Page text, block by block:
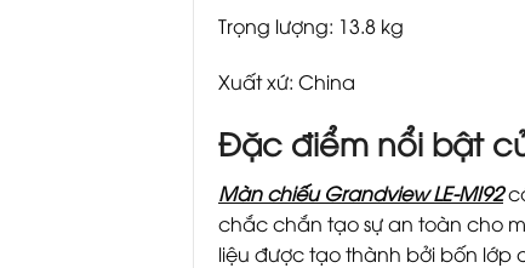
Trọng lượng: 13.8 kg
Xuất xứ: China
Đặc điểm nổi bật
Màn chiếu Grandview LE-MI92
chắc chắn tạo sự an toàn cho
liệu được tạo thành bởi bốn lớp